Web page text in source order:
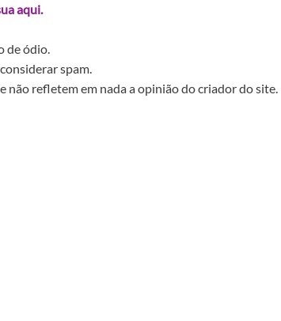
aqui.
de ódio.
spam.
não refletem em nada a opinião do criador do site.